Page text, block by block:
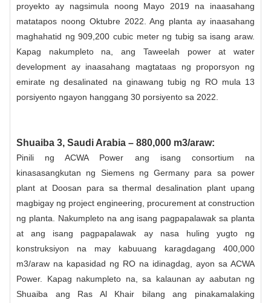
proyekto ay nagsimula noong Mayo 2019 na inaasahang
matatapos noong Oktubre 2022. Ang planta ay inaasahang
maghahatid ng 909,200 cubic meter ng tubig sa isang araw.
Kapag nakumpleto na, ang Taweelah power at water
development ay inaasahang magtataas ng proporsyon ng
emirate ng desalinated na ginawang tubig ng RO mula 13
porsiyento ngayon hanggang 30 porsiyento sa 2022.
Shuaiba 3, Saudi Arabia – 880,000 m3/araw:
Pinili ng ACWA Power ang isang consortium na
kinasasangkutan ng Siemens ng Germany para sa power
plant at Doosan para sa thermal desalination plant upang
magbigay ng project engineering, procurement at construction
ng planta. Nakumpleto na ang isang pagpapalawak sa planta
at ang isang pagpapalawak ay nasa huling yugto ng
konstruksiyon na may kabuuang karagdagang 400,000
m3/araw na kapasidad ng RO na idinagdag, ayon sa ACWA
Power. Kapag nakumpleto na, sa kalaunan ay aabutan ng
Shuaiba ang Ras Al Khair bilang ang pinakamalaking